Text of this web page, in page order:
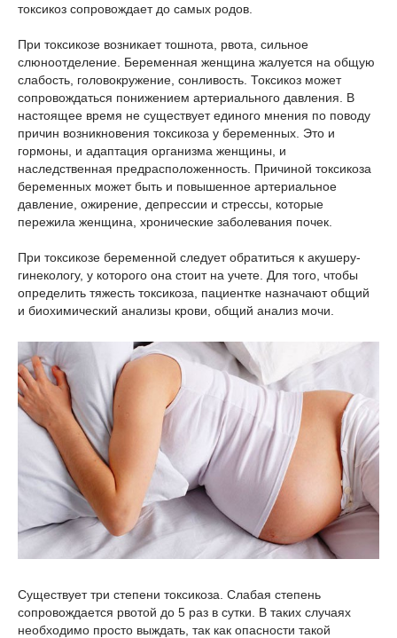
токсикоз сопровождает до самых родов.
При токсикозе возникает тошнота, рвота, сильное
слюноотделение. Беременная женщина жалуется на общую
слабость, головокружение, сонливость. Токсикоз может
сопровождаться понижением артериального давления. В
настоящее время не существует единого мнения по поводу
причин возникновения токсикоза у беременных. Это и
гормоны, и адаптация организма женщины, и
наследственная предрасположенность. Причиной токсикоза
беременных может быть и повышенное артериальное
давление, ожирение, депрессии и стрессы, которые
пережила женщина, хронические заболевания почек.
При токсикозе беременной следует обратиться к акушеру-
гинекологу, у которого она стоит на учете. Для того, чтобы
определить тяжесть токсикоза, пациентке назначают общий
и биохимический анализы крови, общий анализ мочи.
Существует три степени токсикоза. Слабая степень
сопровождается рвотой до 5 раз в сутки. В таких случаях
необходимо просто выждать, так как опасности такой